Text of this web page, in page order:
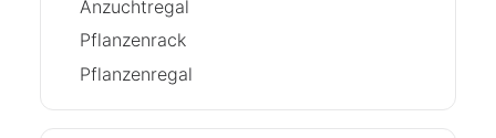
Anzuchtregal
Pflanzenrack
Pflanzenregal